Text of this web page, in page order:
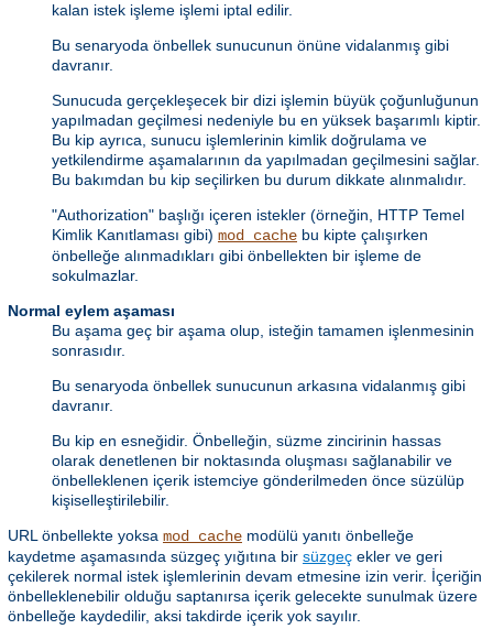
kalan istek işleme işlemi iptal edilir.
Bu senaryoda önbellek sunucunun önüne vidalanmış gibi
davranır.
Sunucuda gerçekleşecek bir dizi işlemin büyük çoğunluğunun
yapılmadan geçilmesi nedeniyle bu en yüksek başarımlı kiptir.
Bu kip ayrıca, sunucu işlemlerinin kimlik doğrulama ve
yetkilendirme aşamalarının da yapılmadan geçilmesini sağlar.
Bu bakımdan bu kip seçilirken bu durum dikkate alınmalıdır.
"Authorization" başlığı içeren istekler (örneğin, HTTP Temel
Kimlik Kanıtlaması gibi) mod_cache bu kipte çalışırken
önbelleğe alınmadıkları gibi önbellekten bir işleme de
sokulmazlar.
Normal eylem aşaması
Bu aşama geç bir aşama olup, isteğin tamamen işlenmesinin
sonrasıdır.
Bu senaryoda önbellek sunucunun arkasına vidalanmış gibi
davranır.
Bu kip en esneğidir. Önbelleğin, süzme zincirinin hassas
olarak denetlenen bir noktasında oluşması sağlanabilir ve
önbelleklenen içerik istemciye gönderilmeden önce süzülüp
kişiselleştirilebilir.
URL önbellekte yoksa mod_cache modülü yanıtı önbelleğe
kaydetme aşamasında süzgeç yığıtına bir süzgeç ekler ve geri
çekilerek normal istek işlemlerinin devam etmesine izin verir. İçeriğin
önbelleklenebilir olduğu saptanırsa içerik gelecekte sunulmak üzere
önbelleğe kaydedilir, aksi takdirde içerik yok sayılır.